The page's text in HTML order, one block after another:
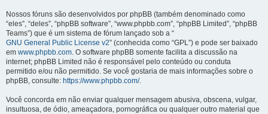
Nossos fóruns são desenvolvidos por phpBB (também denominado como
“eles”, “deles”, “phpBB software”, “www.phpbb.com”, “phpBB Limited”, “phpBB
Teams”) que é um sistema de fórum lançado sob a “
GNU General Public License v2” (conhecida como “GPL”) e pode ser baixado
em www.phpbb.com. O software phpBB somente facilita a discussão na
internet; phpBB Limited não é responsável pelo conteúdo ou conduta
permitido e/ou não permitido. Se você gostaria de mais informações sobre o
phpBB, consulte: https://www.phpbb.com/.
Você concorda em não enviar qualquer mensagem abusiva, obscena, vulgar,
insultuosa, de ódio, ameaçadora, pornográfica ou qualquer outro material que